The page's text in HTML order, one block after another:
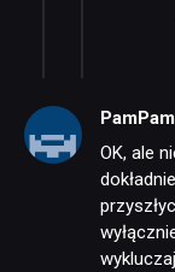
PamPam
OK, ale